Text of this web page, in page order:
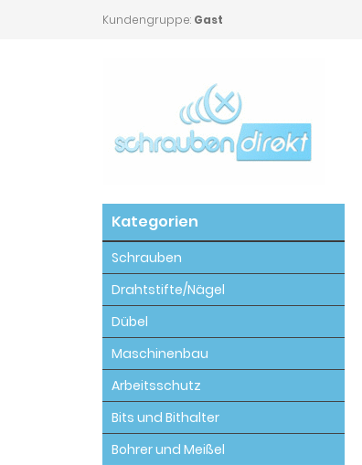
Kundengruppe: Gast
Kategorien
Schrauben
Drahtstifte/Nägel
Dübel
Maschinenbau
Arbeitsschutz
Bits und Bithalter
Bohrer und Meißel